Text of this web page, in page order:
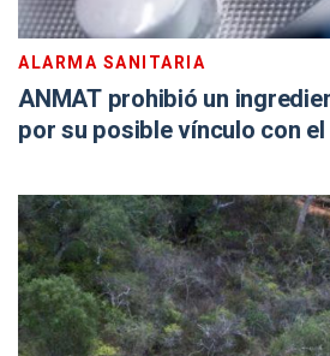
ALARMA SANITARIA
ANMAT prohibió un
por su posible vínculo con